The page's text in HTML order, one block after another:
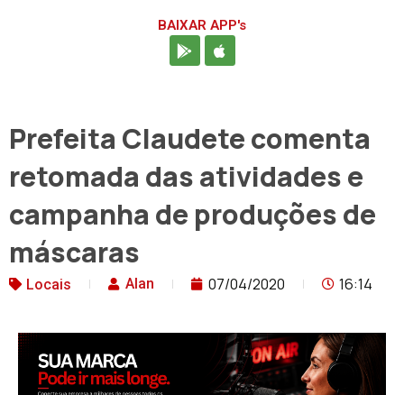
BAIXAR APP's
Prefeita Claudete comenta
retomada das atividades e
campanha de produções de
máscaras
Locais Alan 07/04/2020 16:14